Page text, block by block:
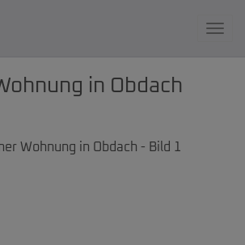
in Obdach